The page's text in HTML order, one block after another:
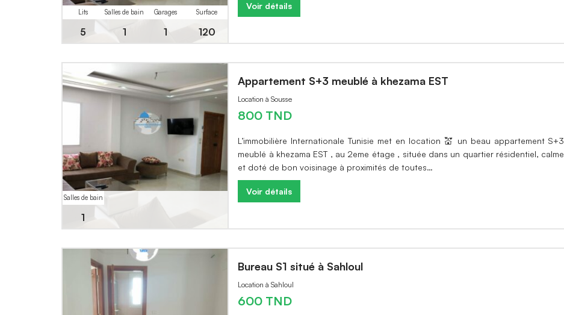
Lits
5
Salles de bain
1
Garages
1
Surface
120
Voir détails
Salles de bain
1
Appartement S+3 meublé à khezama EST
Location à Sousse
800 TND
L’immobilière Internationale Tunisie met en location 💒 un beau appartement S+3
meublé à khezama EST , au 2eme étage , située dans un quartier résidentiel, calme
et doté de bon voisinage à proximités de toutes…
Voir détails
Bureau S1 situé à Sahloul
Location à Sahloul
600 TND